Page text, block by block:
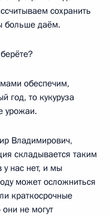
сохранить
больше даём.
обеспечим,
год, то кукуруза
урожаи.
Владимирович,
складывается таким
у нас нет, и мы
может осложниться
краткосрочные
не могут